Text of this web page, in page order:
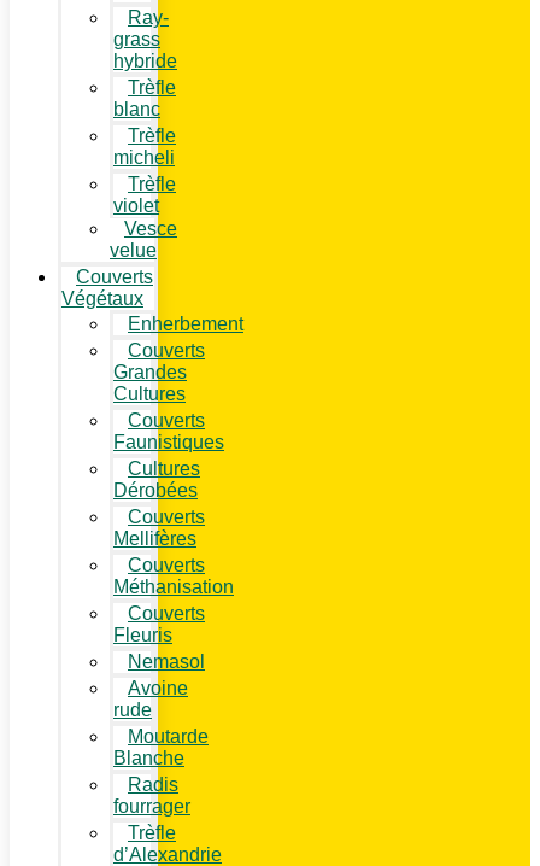
Ray-
grass
hybride
Trèfle
blanc
Trèfle
micheli
Trèfle
violet
Vesce
velue
Couverts
Végétaux
Enherbement
Couverts
Grandes
Cultures
Couverts
Faunistiques
Cultures
Dérobées
Couverts
Mellifères
Couverts
Méthanisation
Couverts
Fleuris
Nemasol
Avoine
rude
Moutarde
Blanche
Radis
fourrager
Trèfle
d’Alexandrie